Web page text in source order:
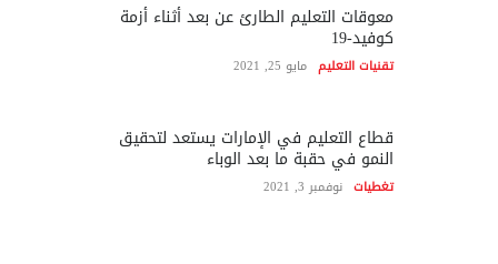
معوقات التعليم الطارئ عن بعد أثناء أزمة
كوفيد-19
تقنيات التعليم مايو 25, 2021
قطاع التعليم في الإمارات يستعد لتحقيق
النمو في حقبة ما بعد الوباء
تغطيات نوفمبر 3, 2021